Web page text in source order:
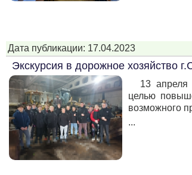
Дата публикации: 17.04.2023
Экскурсия в дорожное хозяйство
13 апреля
целью
возможного
...